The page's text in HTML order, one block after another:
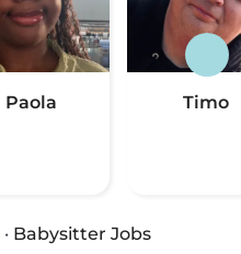
Paola Timo
· Babysitter Jobs